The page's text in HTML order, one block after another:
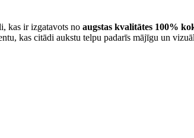
kas ir izgatavots no augstas kvalitātes 100%
kas citādi aukstu telpu padarīs mājīgu un